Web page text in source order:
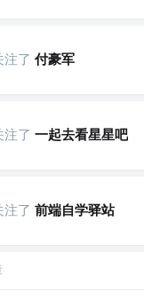
注了 付豪军
注了 一起去看星星吧
注了 前端自学驿站